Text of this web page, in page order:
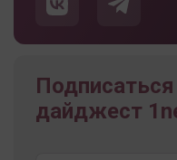
дайджест